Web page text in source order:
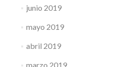
junio 2019
mayo 2019
abril 2019
marzo 2019